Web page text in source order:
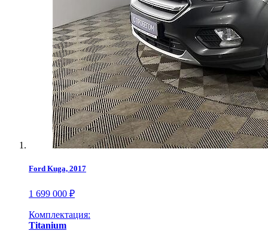
Ford Kuga, 2017
1 699 000 ₽
Комплектация:
Titanium